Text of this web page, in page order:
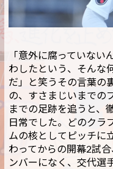
「意外に腐っていない
わしたという、そんな
だ」と笑うその言葉の
の、すさまじいまでの
までの足跡を追うと、
日常でした。どのクラ
ムの核としてピッチに
わってからの開幕2試
ンバーになく、交代選